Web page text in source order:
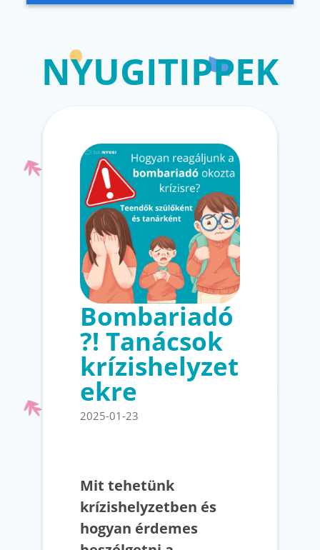
NYUGITIPPEK
Bombariadó
?! Tanácsok
krízishelyzet
ekre
2025-01-23
Mit tehetünk
krízishelyzetben és
hogyan érdemes